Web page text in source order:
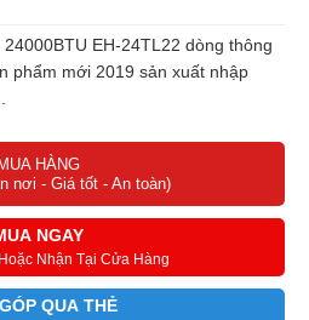
EH-24TL22 dòng thông
phẩm mới 2019 sản xuất nhập
MUA HÀNG
nơi - Giá tốt - An toàn)
NGAY
Nhận Tại Cửa Hàng
QUA THẺ